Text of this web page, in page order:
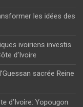
les idées des
ivoiriens investis
d’Ivoire
sacrée Reine
d’Ivoire: Yopougon